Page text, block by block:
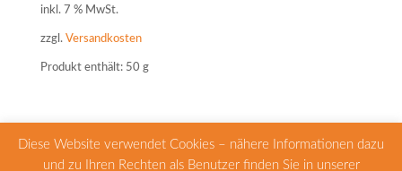
inkl. 7 % MwSt.
zzgl. Versandkosten
Produkt enthält: 50 g
Diese Website verwendet Cookies – nähere Informationen dazu
und zu Ihren Rechten als Benutzer finden Sie in unserer